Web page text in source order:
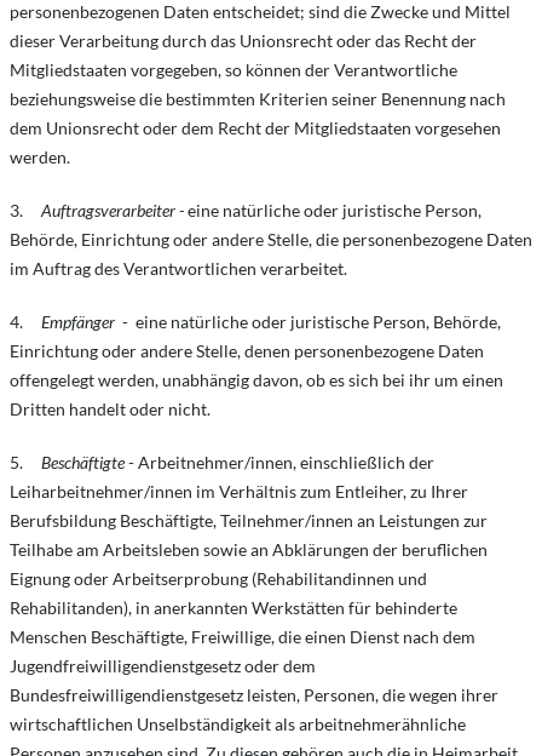
personenbezogenen Daten entscheidet; sind die Zwecke und Mittel
dieser Verarbeitung durch das Unionsrecht oder das Recht der
Mitgliedstaaten vorgegeben, so können der Verantwortliche
beziehungsweise die bestimmten Kriterien seiner Benennung nach
dem Unionsrecht oder dem Recht der Mitgliedstaaten vorgesehen
werden.
3. Auftragsverarbeiter -eine natürliche oder juristische Person,
Behörde, Einrichtung oder andere Stelle, die personenbezogene Daten
im Auftrag des Verantwortlichen verarbeitet.
4. Empfänger - eine natürliche oder juristische Person, Behörde,
Einrichtung oder andere Stelle, denen personenbezogene Daten
offengelegt werden, unabhängig davon, ob es sich bei ihr um einen
Dritten handelt oder nicht.
5. Beschäftigte- Arbeitnehmer/innen, einschließlich der
Leiharbeitnehmer/innen im Verhältnis zum Entleiher, zu Ihrer
Berufsbildung Beschäftigte, Teilnehmer/innen an Leistungen zur
Teilhabe am Arbeitsleben sowie an Abklärungen der beruflichen
Eignung oder Arbeitserprobung (Rehabilitandinnen und
Rehabilitanden), in anerkannten Werkstätten für behinderte
Menschen Beschäftigte, Freiwillige, die einen Dienst nach dem
Jugendfreiwilligendienstgesetz oder dem
Bundesfreiwilligendienstgesetz leisten, Personen, die wegen ihrer
wirtschaftlichen Unselbständigkeit als arbeitnehmerähnliche